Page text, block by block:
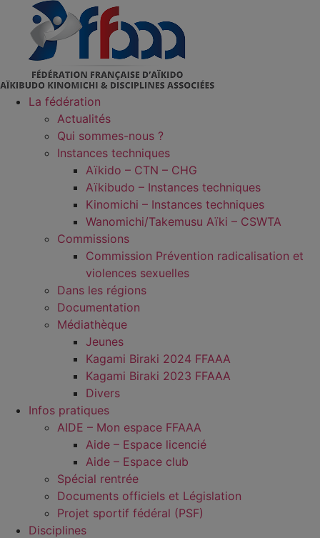
contenu
La fédération
Actualités
Qui sommes-nous ?
Instances techniques
Aïkido – CTN – CHG
Aïkibudo – Instances techniques
Kinomichi – Instances techniques
Wanomichi/Takemusu Aïki – CSWTA
Commissions
Commission Prévention radicalisation et
violences sexuelles
Dans les régions
Documentation
Médiathèque
Jeunes
Kagami Biraki 2024 FFAAA
Kagami Biraki 2023 FFAAA
Divers
Infos pratiques
AIDE – Mon espace FFAAA
Aide – Espace licencié
Aide – Espace club
Spécial rentrée
Documents officiels et Législation
Projet sportif fédéral (PSF)
Disciplines